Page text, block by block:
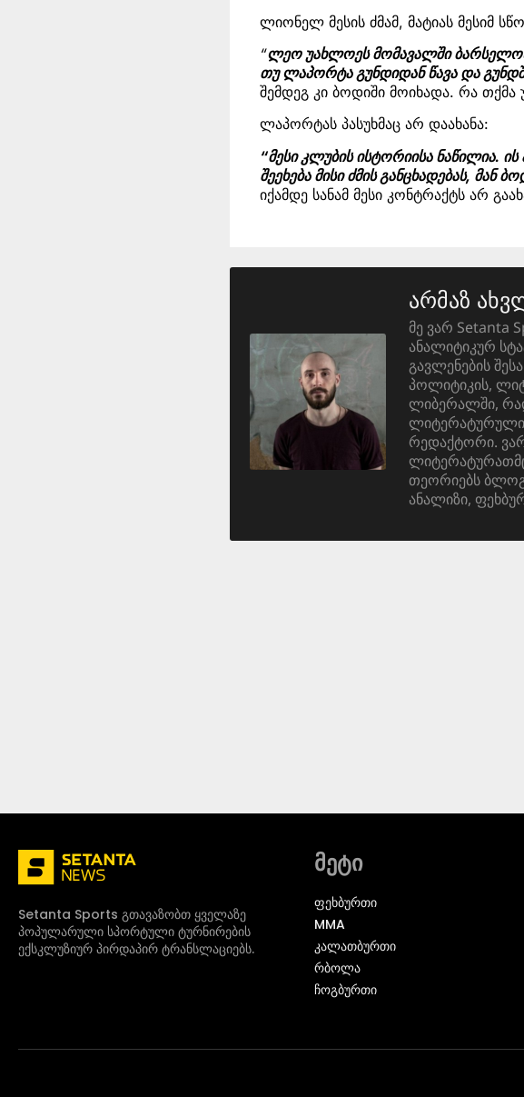
ლიონელ მესის ძმამ, მატიას მესიმ
“ლეო უახლოეს მომავალში
თუ ლაპორტა გუნდიდან წავა და
შემდეგ კი ბოდიში მოიხადა. რა
ლაპორტას პასუხმაც არ დაახანა:
“მესი კლუბის ისტორიისა ნაწილია.
შეეხება მისი ძმის განცხადებას, მან
იქამდე სანამ მესი კონტრაქტს არ
არმაზ
მე ვარ Setanta
ანალიტიკურ
გავლენების
პოლიტიკის,
ლიბერალში,
ლიტერატურული
რედაქტორი.
თეორიებს
ანალიზი,
Setanta Sports გთავაზობთ ყველაზე
პოპულარული სპორტული ტურნირების
ექსკლუზიურ პირდაპირ ტრანსლაციებს.
მეტი
ᲤᲔᲮᲑᲣᲠᲗᲘ
MMA
ᲙᲐᲚᲐᲗᲑᲣᲠᲗᲘ
ᲠᲑᲝᲚᲐ
ᲩᲝᲒᲑᲣᲠᲗᲘ